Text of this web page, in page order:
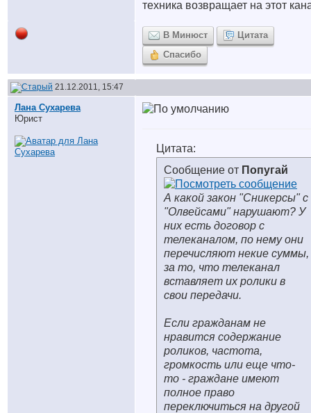
техника возвращает на этот
В Минюст
Цитата
Спасибо
21.12.2011, 15:47
Лана Сухарева
Юрист
Цитата:
Сообщение от Попугай
А какой закон "Сникерсы" с
"Олвейсами" нарушают? У
них есть договор с
телеканалом, по нему они
перечисляют некие суммы,
за то, что телеканал
вставляет их ролики в
свои передачи.
Если гражданам не
нравится содержание
роликов, частота,
громкость или еще что-
то - граждане имеют
полное право
переключиться на другой